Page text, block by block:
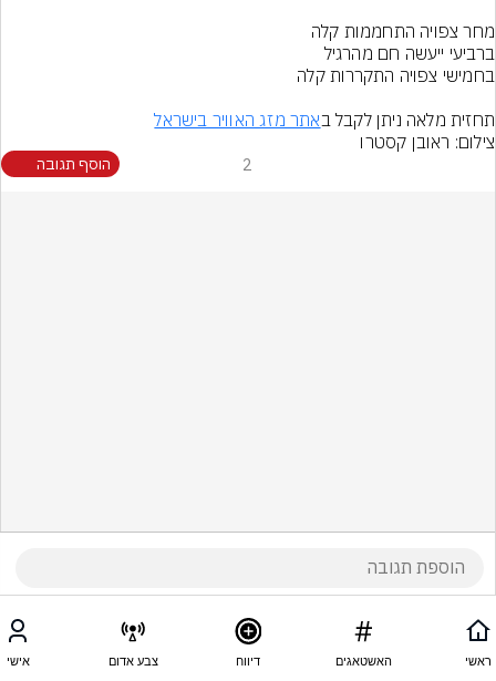
תחזית מלאה ניתן לקבל באתר מזג האוויר בישראל
צילום: ראובן קסטרו
2 הוסף תגובה
ראשי האשטאגים דיווח צבע אדום אישי